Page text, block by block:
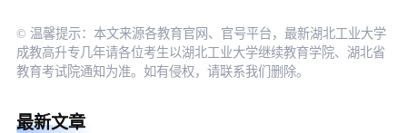
© 温馨提示：本文来源各教育官网、官号平台，最新湖北工业大学
成教高升专几年请各位考生以湖北工业大学继续教育学院、湖北省
教育考试院通知为准。如有侵权，请联系我们删除。
最新文章